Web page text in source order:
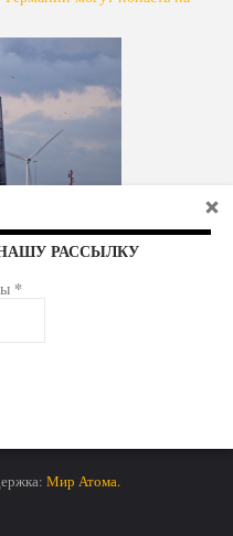
Мир Атома.
РАССЫЛКУ
*